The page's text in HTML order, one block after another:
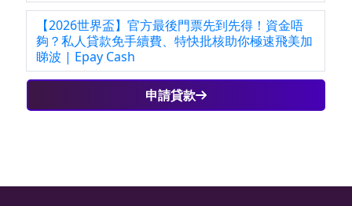
【2026世界盃】官方最後門票先到先得！資金唔
夠？私人貸款免手續費、特快批核助你極速飛美加
睇波 | Epay Cash
申請貸款